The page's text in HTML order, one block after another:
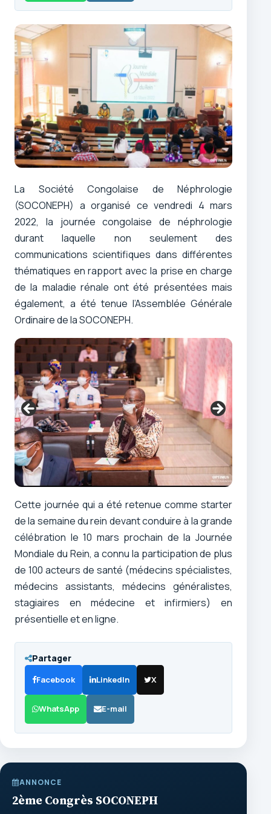
La Société Congolaise de Néphrologie
(SOCONEPH) a organisé ce vendredi 4 mars
2022, la journée congolaise de néphrologie
durant laquelle non seulement des
communications scientifiques dans différentes
thématiques en rapport avec la prise en charge
de la maladie rénale ont été présentées mais
également, a été tenue l’Assemblée Générale
Ordinaire de la SOCONEPH.
Cette journée qui a été retenue comme starter
de la semaine du rein devant conduire à la grande
célébration le 10 mars prochain de la Journée
Mondiale du Rein, a connu la participation de plus
de 100 acteurs de santé (médecins spécialistes,
médecins assistants, médecins généralistes,
stagiaires en médecine et infirmiers) en
présentielle et en ligne.
Partager
Facebook LinkedIn X
WhatsApp E-mail
ANNONCE
2ème Congrès SOCONEPH